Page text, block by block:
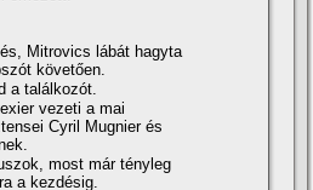
Mitrovics lábát hagyta
követően.
a találkozót.
vezeti a mai
Cyril Mugnier és
most már tényleg
a kezdésig.